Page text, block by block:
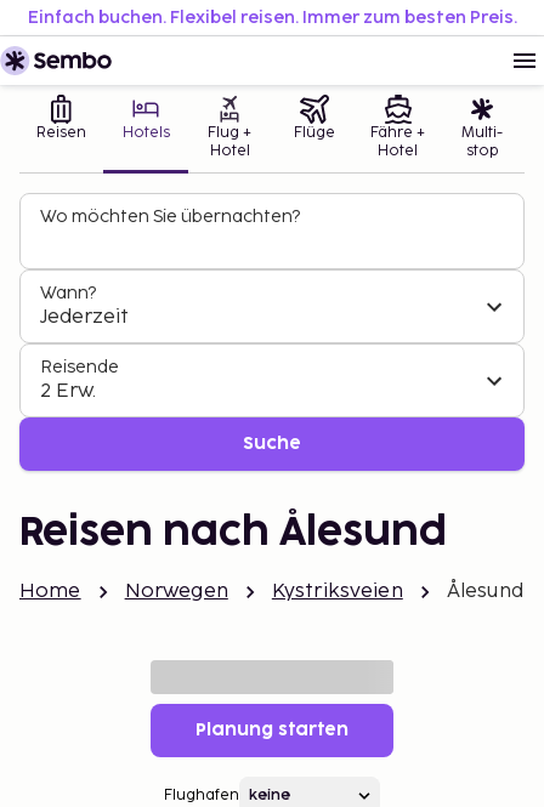
Einfach buchen. Flexibel reisen. Immer zum besten Preis.
Reisen Hotels
Flug +
Hotel
Flüge
Fähre +
Hotel
Multi-
stop
Wo möchten Sie übernachten?
Wann?
Jederzeit
Reisende
2 Erw.
Suche
Reisen nach Ålesund
Home Norwegen Kystriksveien Ålesund
Planung starten
Flughafen